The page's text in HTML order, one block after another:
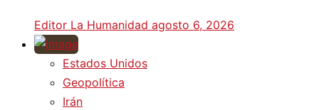
Editor La Humanidad agosto 6, 2026
Estados Unidos
Geopolítica
Irán